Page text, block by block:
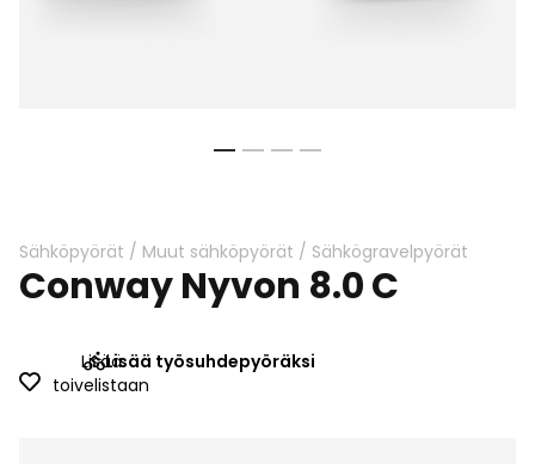
beginning
of
the
Sähköpyörät / Muut sähköpyörät / Sähkögravelpyörät
Conway Nyvon 8.0 C
Lisää
toivelistaan
Lisää työsuhdepyöräksi